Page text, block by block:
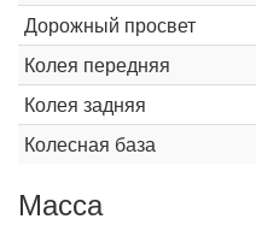
Дорожный просвет
Колея передняя
Колея задняя
Колесная база
Масса